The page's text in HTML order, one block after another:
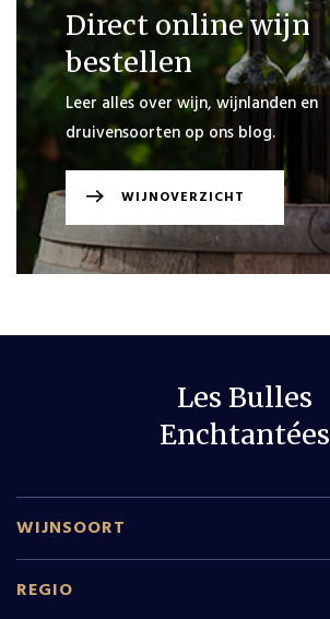
Direct online wijn
bestellen
Leer alles over wijn, wijnlanden en
druivensoorten op ons blog.
WIJNOVERZICHT
Les Bulles
Enchtantées
WIJNSOORT
Rode wijn
REGIO
PLAATS
BESTELLING
WINKELEN